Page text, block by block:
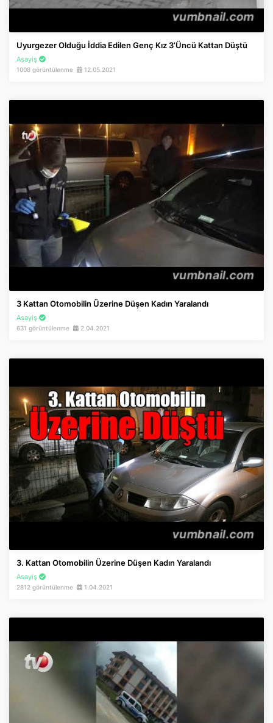
Uyurgezer Olduğu İddia Edilen Genç Kız 3’üncü Kattan Düştü
Asayiş
1008 görüntülenme 12.05.2021
3 Kattan Otomobilin Üzerine Düşen Kadın Yaralandı
Asayiş
631 görüntülenme 2.04.2021
3. Kattan Otomobilin Üzerine Düşen Kadın Yaralandı
Asayiş
2812 görüntülenme 1.04.2021